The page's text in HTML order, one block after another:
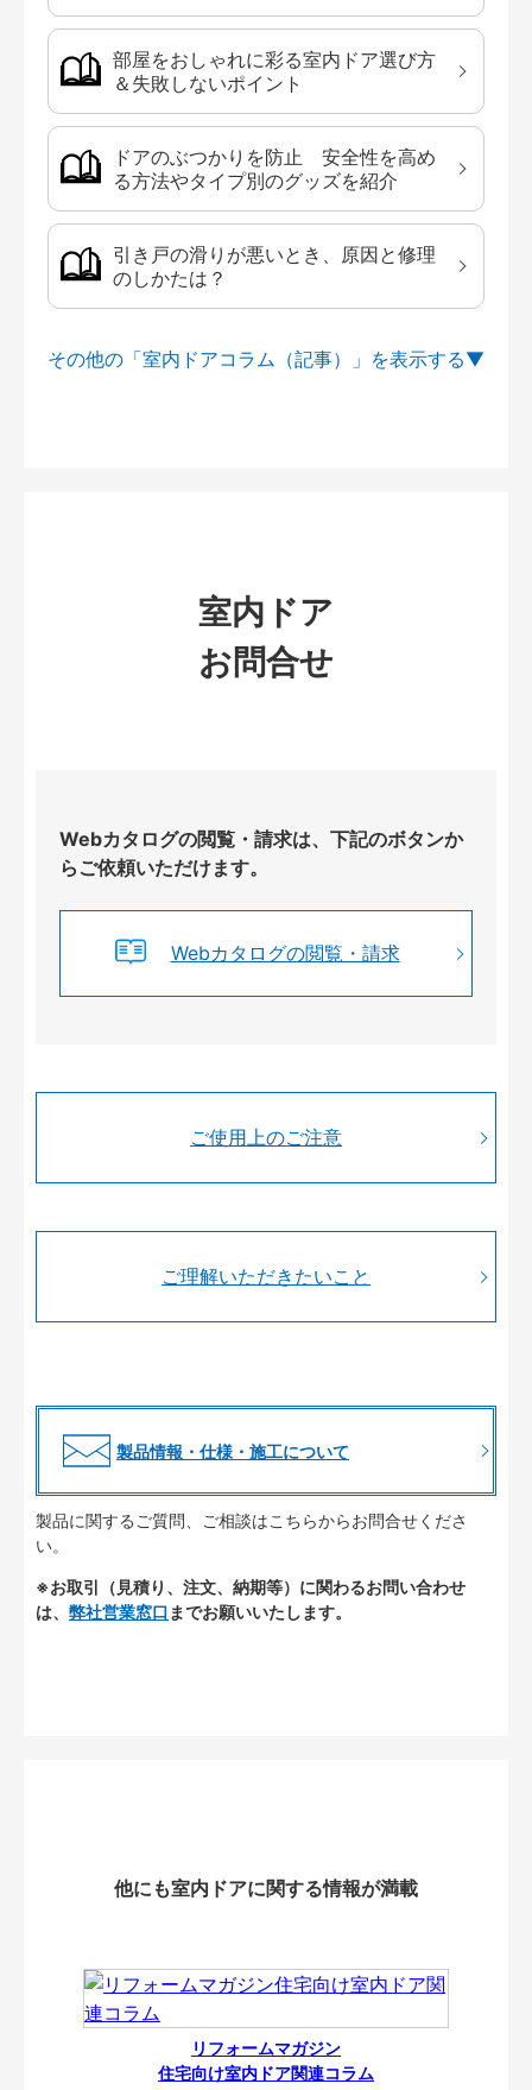
部屋をおしゃれに彩る室内ドア選び方
＆失敗しないポイント
ドアのぶつかりを防止 安全性を高め
る方法やタイプ別のグッズを紹介
引き戸の滑りが悪いとき、原因と修理
のしかたは？
その他の「室内ドアコラム（記事）」を
室内ドア
お問合せ
Webカタログの閲覧・請求は、下記のボタンか
らご依頼いただけます。
Webカタログの閲覧・請求
ご使用上のご注意
ご理解いただきたいこと
製品情報・仕様・施工について
製品に関するご質問、ご相談はこちらからお問合せくださ
い。
※お取引（見積り、注文、納期等）に関わるお問い合わせ
は、 弊社営業窓口 までお願いいたします。
他にも室内ドアに関する情報が満載
リフォームマガジン
住宅向け室内ドア関連コラム